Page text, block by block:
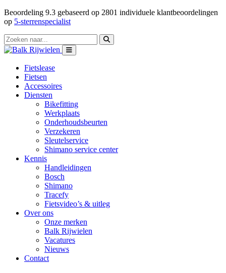
Beoordeling 9.3 gebaseerd op 2801 individuele klantbeoordelingen
op 5-sterrenspecialist
Fietslease
Fietsen
Accessoires
Diensten
Bikefitting
Werkplaats
Onderhoudsbeurten
Verzekeren
Sleutelservice
Shimano service center
Kennis
Handleidingen
Bosch
Shimano
Tracefy
Fietsvideo’s & uitleg
Over ons
Onze merken
Balk Rijwielen
Vacatures
Nieuws
Contact